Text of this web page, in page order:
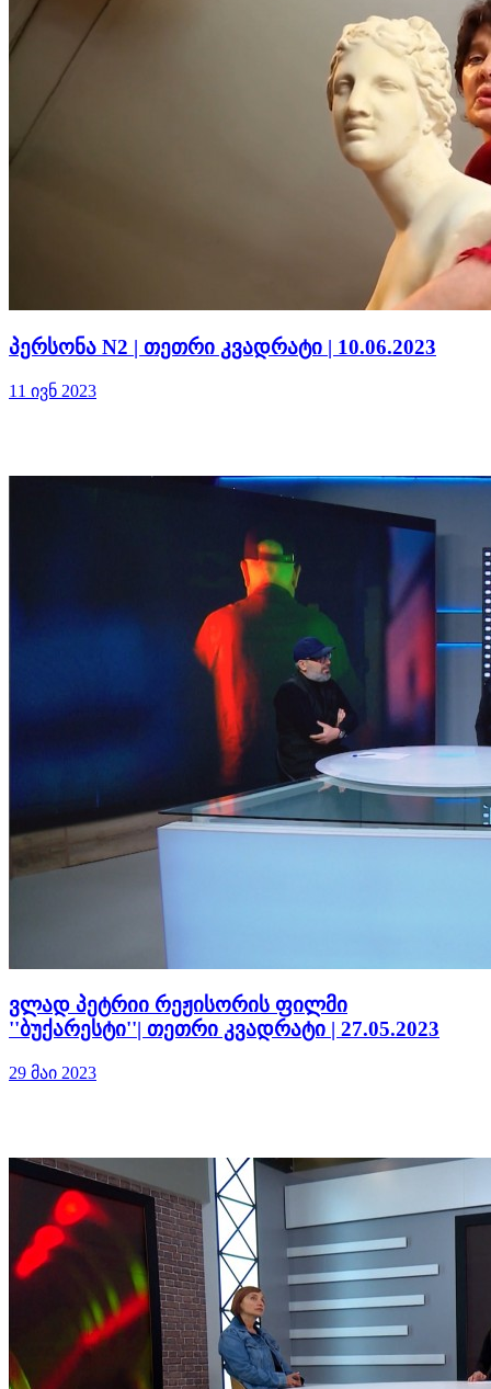
პერსონა N2 | თეთრი კვადრატი | 10.06.2023
11 ივნ 2023
ვლად პეტრიი რეჟისორის ფილმი
''ბუქარესტი''| თეთრი კვადრატი | 27.05.2023
29 მაი 2023